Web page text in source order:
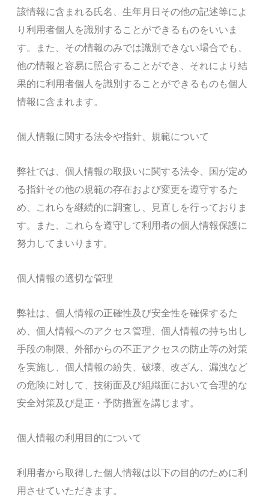
該情報に含まれる氏名、生年月日その他の記述等によ
り利用者個人を識別することができるものをいいま
す。また、その情報のみでは識別できない場合でも、
他の情報と容易に照合することができ、それにより結
果的に利用者個人を識別することができるものも個人
情報に含まれます。
個人情報に関する法令や指針、規範について
弊社では、個人情報の取扱いに関する法令、国が定め
る指針その他の規範の存在および変更を遵守するた
め、これらを継続的に調査し、見直しを行っておりま
す。また、これらを遵守して利用者の個人情報保護に
努力してまいります。
個人情報の適切な管理
弊社は、個人情報の正確性及び安全性を確保するた
め、個人情報へのアクセス管理、個人情報の持ち出し
手段の制限、外部からの不正アクセスの防止等の対策
を実施し、個人情報の紛失、破壊、改ざん、漏洩など
の危険に対して、技術面及び組織面において合理的な
安全対策及び是正・予防措置を講じます。
個人情報の利用目的について
利用者から取得した個人情報は以下の目的のために利
用させていただきます。